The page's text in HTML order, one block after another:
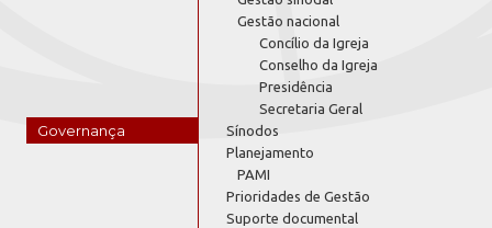
Governança
Gestão nacional
Concílio da Igreja
Conselho da Igreja
Presidência
Secretaria Geral
Sínodos
Planejamento
PAMI
Prioridades de Gestão
Suporte documental